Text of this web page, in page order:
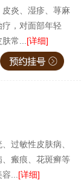
炎、湿疹、荨麻
，对面部年轻
常... [详细]
过敏性皮肤病、
瘢痕、花斑癣等
... [详细]